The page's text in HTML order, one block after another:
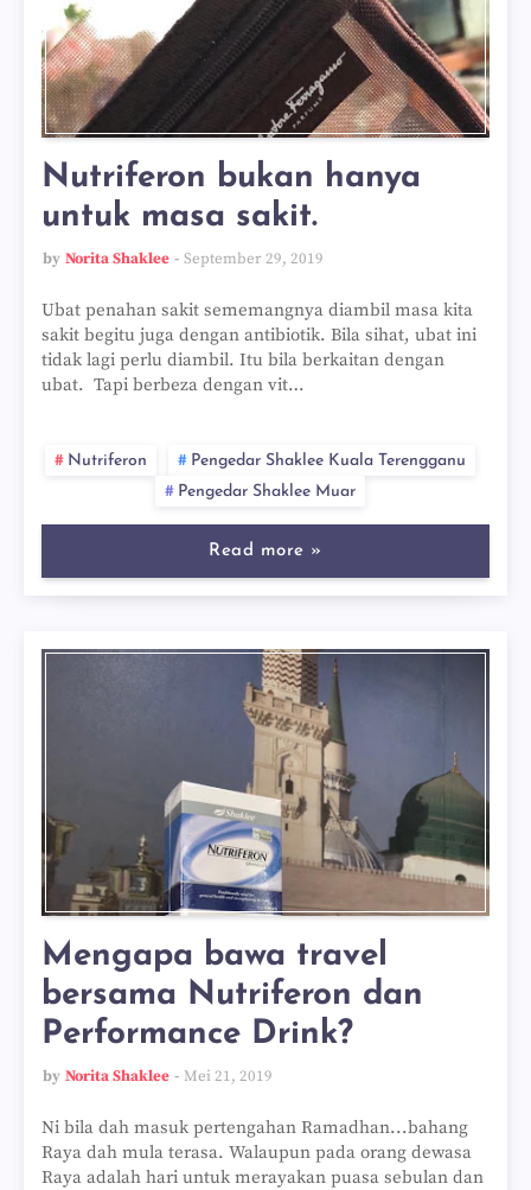
Nutriferon bukan hanya
untuk masa sakit.
by Norita Shaklee September 29, 2019
Ubat penahan sakit sememangnya diambil masa kita
sakit begitu juga dengan antibiotik. Bila sihat, ubat ini
tidak lagi perlu diambil. Itu bila berkaitan dengan
ubat. Tapi berbeza dengan vit…
Nutriferon
Pengedar Shaklee Kuala Terengganu
Pengedar Shaklee Muar
Read more »
Mengapa bawa travel
bersama Nutriferon dan
Performance Drink?
by Norita Shaklee Mei 21, 2019
Ni bila dah masuk pertengahan Ramadhan...bahang
Raya dah mula terasa. Walaupun pada orang dewasa
Raya adalah hari untuk merayakan puasa sebulan dan